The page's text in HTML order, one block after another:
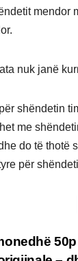
mendor
nuk janë
shëndetin
me
do të thotë
për